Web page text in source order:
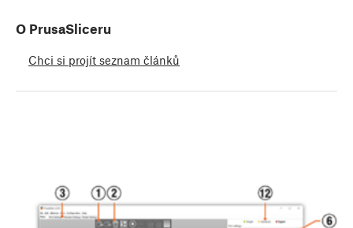
O PrusaSliceru
Chci si projít seznam článků